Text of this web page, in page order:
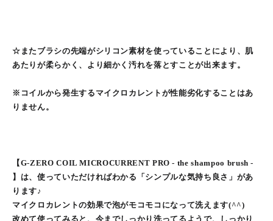
☆またブラシの先端がシリコン素材を使っていることにより、肌
あたりが柔らかく、より細かく汚れを落とすことが出来ます。
※コイルから発生するマイクロカレントが性能劣化することはあ
りません。
【G-ZERO COIL MICROCURRENT PRO - the shampoo brush -
】は、使っていただければわかる「シンプルな気持ち良さ」があ
ります♪
マイクロカレントの効果で泡がモコモコになって洗えます(^^)
改めて使ってみると、今までしっかり洗ってるようで、しっかり